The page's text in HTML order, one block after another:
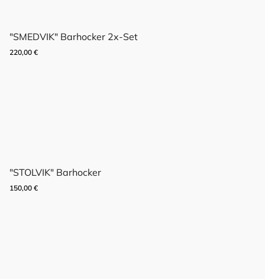
"SMEDVIK" Barhocker 2x-Set
220,00 €
"STOLVIK" Barhocker
150,00 €